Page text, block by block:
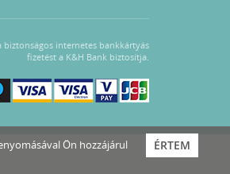
internetes bankkártyás
fizetést a K&H Bank biztosítja.
ÉRTEM
Ön hozzájárul